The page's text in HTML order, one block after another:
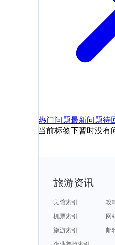
热门问题最新问题待
当前标签下暂时没有
旅游资讯
宾馆索引
攻
机票索引
网
旅游索引
邮